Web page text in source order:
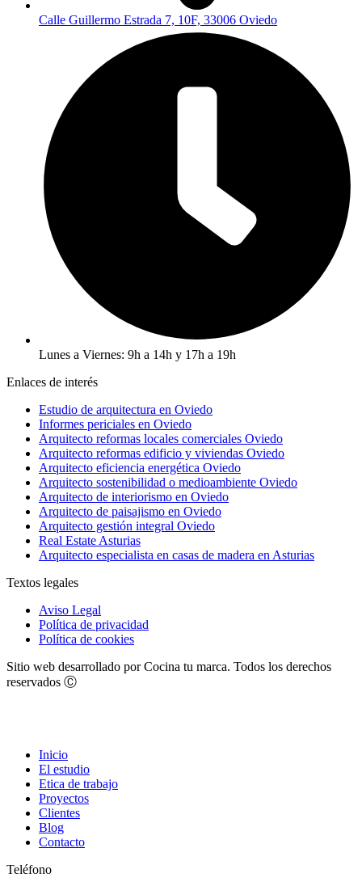
Calle Guillermo Estrada 7, 10F, 33006 Oviedo
Lunes a Viernes: 9h a 14h y 17h a 19h
Enlaces de interés
Estudio de arquitectura en Oviedo
Informes periciales en Oviedo
Arquitecto reformas locales comerciales Oviedo
Arquitecto reformas edificio y viviendas Oviedo
Arquitecto eficiencia energética Oviedo
Arquitecto sostenibilidad o medioambiente Oviedo
Arquitecto de interiorismo en Oviedo
Arquitecto de paisajismo en Oviedo
Arquitecto gestión integral Oviedo
Real Estate Asturias
Arquitecto especialista en casas de madera en Asturias
Textos legales
Aviso Legal
Política de privacidad
Política de cookies
Sitio web desarrollado por Cocina tu marca. Todos los derechos
reservados Ⓒ
Inicio
El estudio
Etica de trabajo
Proyectos
Clientes
Blog
Contacto
Teléfono